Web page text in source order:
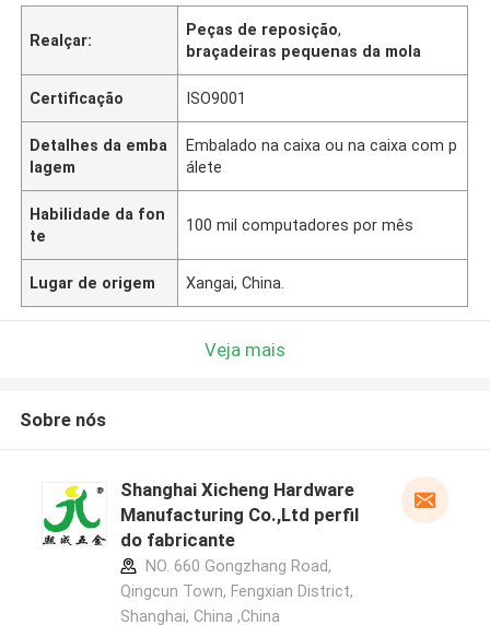
Realçar:
Peças de reposição,
braçadeiras pequenas da mola
Certificação ISO9001
Detalhes da emba
lagem
Embalado na caixa ou na caixa com p
álete
Habilidade da fon
te
100 mil computadores por mês
Lugar de origem Xangai, China.
Veja mais
Sobre nós
Shanghai Xicheng Hardware
Manufacturing Co.,Ltd perfil
do fabricante
NO. 660 Gongzhang Road,
Qingcun Town, Fengxian District,
Shanghai, China ,China